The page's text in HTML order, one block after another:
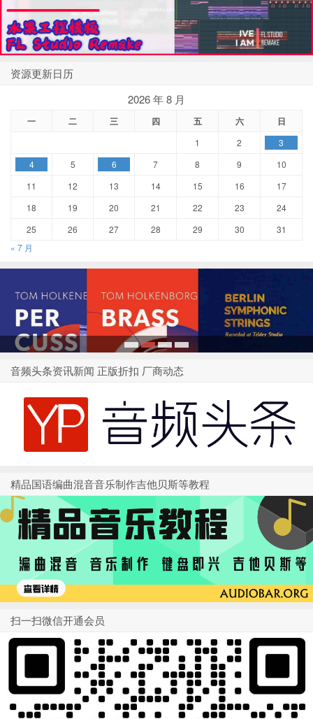
资源更新日历
2026 年 8 月
一 二 三 四 五 六 日
1 2
3
4
5 6 7 8 9
10
11
12 13 14 15 16
17
18
19 20 21 22 23
24
25
26 27 28 29 30
31
« 7 月
音频头条资讯新闻 正版折扣 厂商动态
精品国语编曲混音音乐制作吉他贝斯等教程
扫一扫微信开通会员